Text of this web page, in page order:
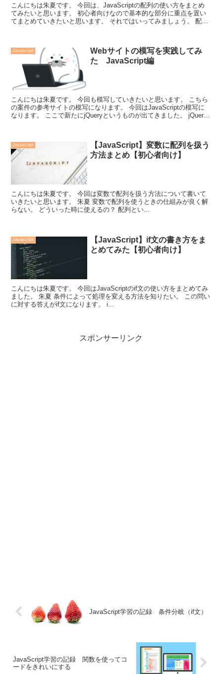
こんにちは朱夏です。 今回は、JavaScriptの配列の使い方をまとめ
てみたいと思います。 初心者向けなので基本的な部分に重点を置い
てまとめていきたいと思います。 それではいってみましょう。 配列
Javascript
Webサイトの模写を実践してみ
た JavaScript編
こんにちは朱夏です。 今回も模写していきたいと思います。 こちら
の案件の参考サイトの模写になります。 今回はJavaScriptの模写に
なります。 ここで新たにjQueryというものが出てきました。 jQuery
Javascript
【JavaScript】変数に配列を扱う
方法まとめ【初心者向け】
こんにちは朱夏です。 今回は変数で配列を扱う方法について書いて
いきたいと思います。 朱夏 変数で配列を使うときの仕組みが良く解
らない。 どういった時に使えるの？ 配列とい...
Javascript
【JavaScript】if文の書き方をま
とめてみた【初心者向け】
こんにちは朱夏です。 今回はJavaScriptのif文の使い方をまとめてみ
ました。 朱夏 条件によって処理を変える方法を知りたい。 この問い
に対する答えがif文になります。 i...
スポンサーリンク
JavaScript学習の記録 条件分岐（if文）
JavaScript学習の記録 関数を使ってコ
ードをきれいにする